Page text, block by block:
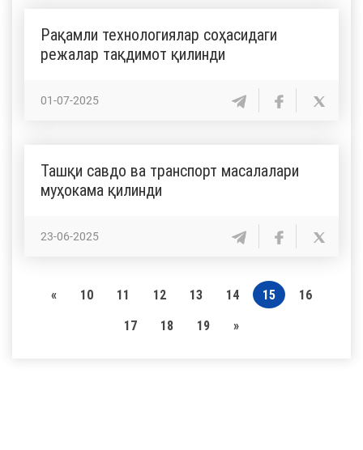
Рақамли технологиялар соҳасидаги
режалар тақдимот қилинди
01-07-2025
Ташқи савдо ва транспорт масалалари
муҳокама қилинди
23-06-2025
« 10 11 12 13 14 15
16
17
18 19 »